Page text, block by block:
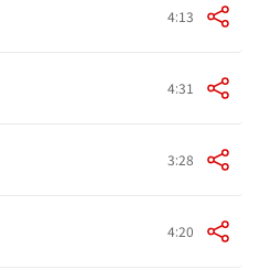
4:13
4:31
3:28
4:20